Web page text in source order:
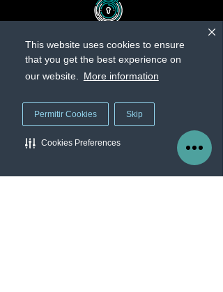
This website uses cookies to ensure
that you get the best experience on
our website. More information
Permitir Cookies Skip
Cookies Preferences
Nuestra empresa
Worry Free
Servicios
Blog
Quienes somos